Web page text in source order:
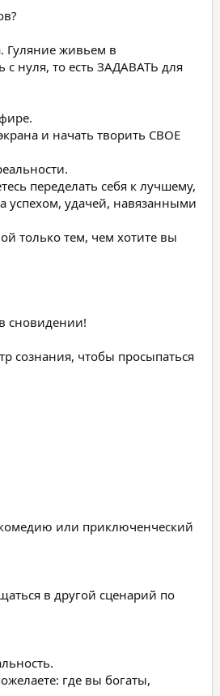
Гуляние живьем в
с нуля, то есть ЗАДАВАТЬ для
и начать творить СВОЕ
переделать себя к лучшему,
успехом, удачей, навязанными
только тем, чем хотите вы
сновидении!
сознания, чтобы просыпаться
или приключенческий
в другой сценарий по
где вы богаты,